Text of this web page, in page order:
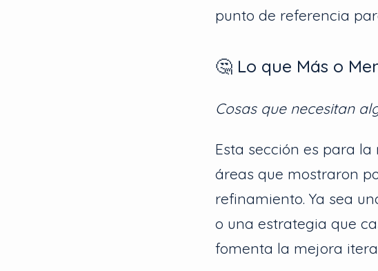
punto de referencia
🤔 Lo que Más o
Cosas que necesitan
Esta sección es para
áreas que mostraron
refinamiento. Ya sea
o una estrategia que
fomenta la mejora